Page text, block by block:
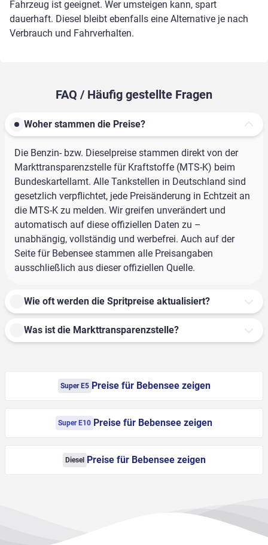
Fahrzeug ist geeignet. Wer umsteigen kann, spart
dauerhaft. Diesel bleibt ebenfalls eine Alternative je nach
Verbrauch und Fahrverhalten.
FAQ / Häufig gestellte Fragen
Woher stammen die Preise?
Die Benzin- bzw. Dieselpreise stammen direkt von der
Markttransparenzstelle für Kraftstoffe (MTS-K) beim
Bundeskartellamt. Alle Tankstellen in Deutschland sind
gesetzlich verpflichtet, jede Preisänderung in Echtzeit an
die MTS-K zu melden. Wir greifen unverändert und
automatisch auf diese offiziellen Daten zu –
unabhängig, vollständig und werbefrei. Auch auf der
Seite für Bebensee stammen alle Preisangaben
ausschließlich aus dieser offiziellen Quelle.
Wie oft werden die Spritpreise aktualisiert?
Was ist die Markttransparenzstelle?
Super E5 Preise für Bebensee zeigen
Super E10 Preise für Bebensee zeigen
Diesel Preise für Bebensee zeigen